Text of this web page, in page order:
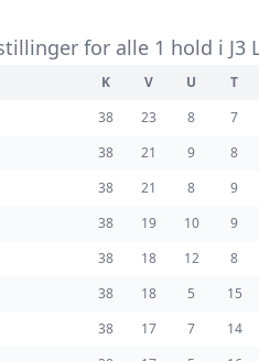
for alle 1 hold i
K V U T
38 23 8 7
38 21 9 8
38 21 8 9
38 19 10 9
38 18 12 8
38 18 5 15
38 17 7 14